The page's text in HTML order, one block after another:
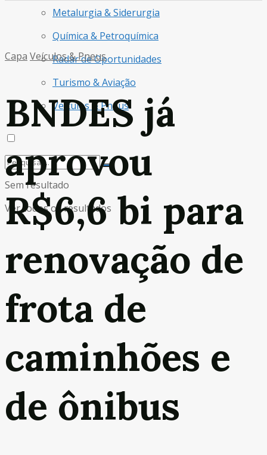
Metalurgia & Siderurgia
Química & Petroquímica
Radar de Oportunidades
Turismo & Aviação
Veículos & Pneus
Sem resultado
Ver todos os resultados
Capa Veículos & Pneus
BNDES já
aprovou
R$6,6 bi para
renovação de
frota de
caminhões e
de ônibus